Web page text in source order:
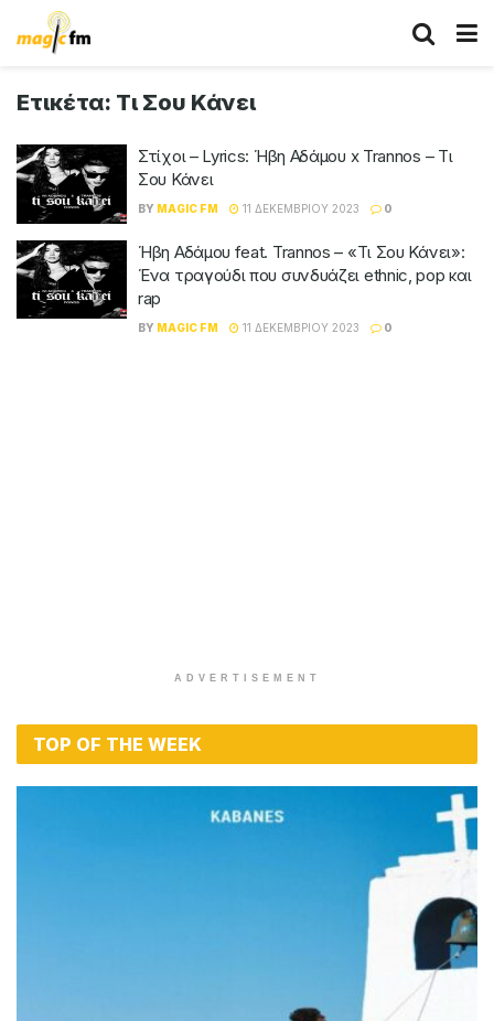
Ετικέτα: Τι Σου Κάνει
Στίχοι – Lyrics: Ήβη Αδάμου x Trannos – Τι
Σου Κάνει
BY MAGIC FM 11 ΔΕΚΕΜΒΡΊΟΥ 2023 0
Ήβη Αδάμου feat. Trannos – «Τι Σου Κάνει»:
Ένα τραγούδι που συνδυάζει ethnic, pop και
rap
BY MAGIC FM 11 ΔΕΚΕΜΒΡΊΟΥ 2023 0
ADVERTISEMENT
TOP OF THE WEEK